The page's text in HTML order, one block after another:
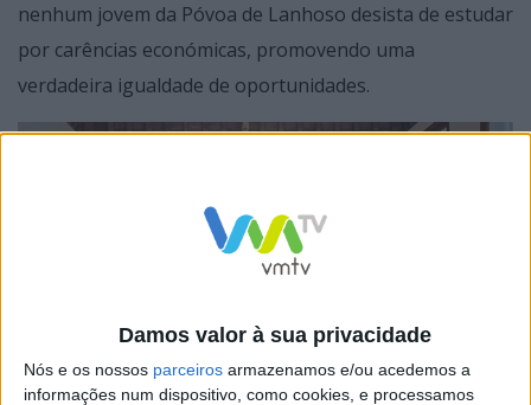
Damos valor à sua privacidade
Nós e os nossos parceiros armazenamos e/ou acedemos a
informações num dispositivo, como cookies, e processamos
nenhum jovem da Póvoa de Lanhoso desista de estudar
por carências económicas, promovendo uma
verdadeira igualdade de oportunidades.